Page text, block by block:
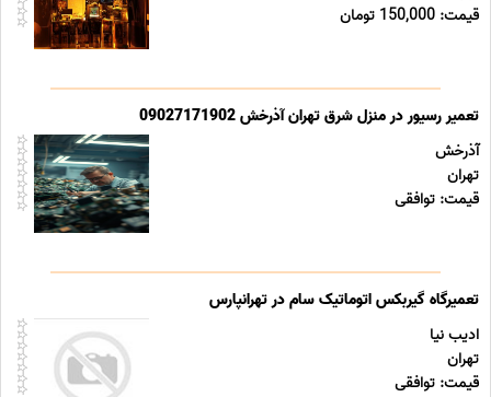
قیمت: 150,000 تومان
تعمیر رسیور در منزل شرق تهران آذرخش 09027171902
آذرخش
تهران
قیمت: توافقی
تعمیرگاه گیربکس اتوماتیک سام در تهرانپارس
ادیب نیا
تهران
قیمت: توافقی